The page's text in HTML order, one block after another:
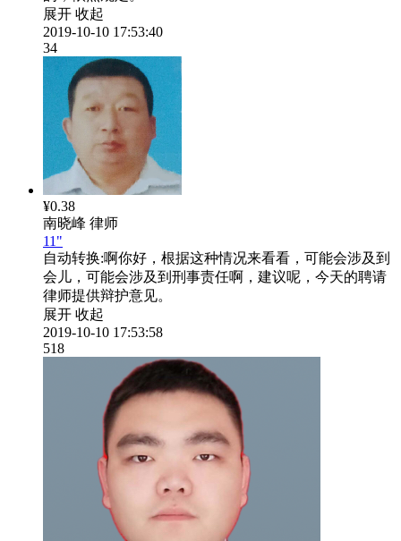
展开 收起
2019-10-10 17:53:40
34
¥0.38
南晓峰 律师
11"
自动转换:啊你好，根据这种情况来看看，可能会涉及到
会儿，可能会涉及到刑事责任啊，建议呢，今天的聘请
律师提供辩护意见。
展开 收起
2019-10-10 17:53:58
518